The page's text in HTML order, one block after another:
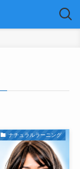
ナチュラルラーニング